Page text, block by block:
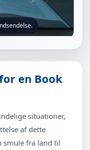
en Book
situationer,
af dette
smule fra land til